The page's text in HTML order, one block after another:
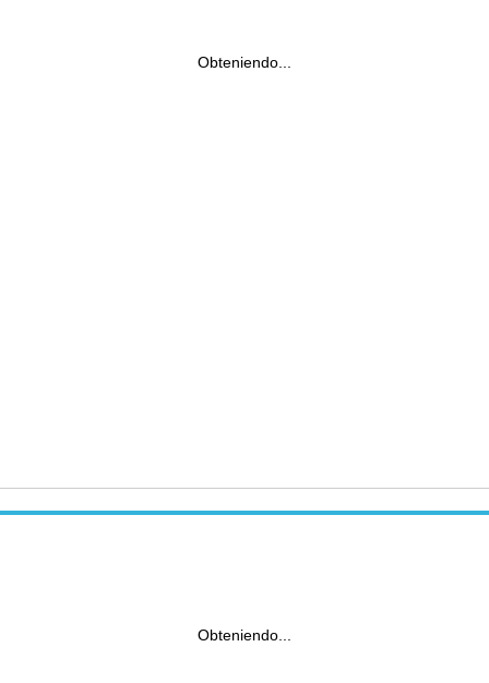
Obteniendo...
Obteniendo...